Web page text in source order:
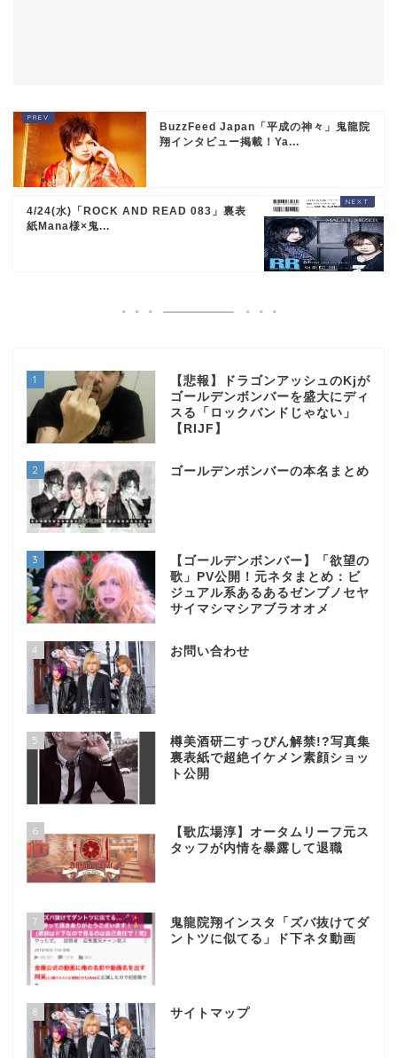
BuzzFeed Japan「平成の神々」鬼龍院
翔インタビュー掲載！Ya...
4/24(水)「ROCK AND READ 083」裏表
紙Mana様×鬼...
1
【悲報】ドラゴンアッシュのKjが
ゴールデンボンバーを盛大にディ
スる「ロックバンドじゃない」
【RIJF】
2 ゴールデンボンバーの本名まとめ
3
【ゴールデンボンバー】「欲望の
歌」PV公開！元ネタまとめ：ビ
ジュアル系あるあるゼンブノセヤ
サイマシマシアブラオオメ
4 お問い合わせ
5
樽美酒研二すっぴん解禁!?写真集
裏表紙で超絶イケメン素顔ショッ
ト公開
6
【歌広場淳】オータムリーフ元ス
タッフが内情を暴露して退職
7
鬼龍院翔インスタ「ズバ抜けてダ
ントツに似てる」ド下ネタ動画
8 サイトマップ